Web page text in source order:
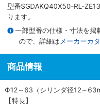
型番SGDAKQ40X50-RL-
ります。
一部型番の仕様・寸法を掲
ので、詳細は メーカーカ
商品情報
Φ12～63（シリンダ径12～
【特長】